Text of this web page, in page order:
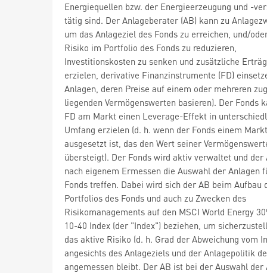
Energiequellen bzw. der Energieerzeugung und -
tätig sind. Der Anlageberater (AB) kann zu
um das Anlageziel des Fonds zu erreichen, und/
Risiko im Portfolio des Fonds zu reduzieren,
Investitionskosten zu senken und zusätzliche
erzielen, derivative Finanzinstrumente (FD)
Anlagen, deren Preise auf einem oder mehreren
liegenden Vermögenswerten basieren). Der Fonds
FD am Markt einen Leverage-Effekt in
Umfang erzielen (d. h. wenn der Fonds einem
ausgesetzt ist, das den Wert seiner
übersteigt). Der Fonds wird aktiv verwaltet und der
nach eigenem Ermessen die Auswahl der Anlagen
Fonds treffen. Dabei wird sich der AB beim Aufbau
Portfolios des Fonds und auch zu Zwecken des
Risikomanagements auf den MSCI World Energy
10-40 Index (der "Index") beziehen, um
das aktive Risiko (d. h. Grad der Abweichung vom
angesichts des Anlageziels und der Anlagepolitik
angemessen bleibt. Der AB ist bei der Auswahl der